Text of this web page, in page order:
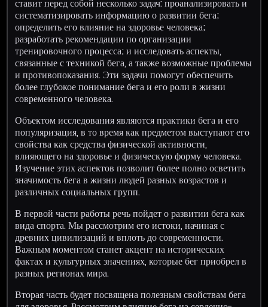
ставит перед собой несколько задач: проанализировать и
систематизировать информацию о развитии бега;
определить его влияние на здоровье человека;
разработать рекомендации по организации
тренировочного процесса; и исследовать аспекты,
связанные с техникой бега, а также возможные проблемы
и противопоказания. Эти задачи помогут обеспечить
более глубокое понимание бега и его роли в жизни
современного человека.
Объектом исследования являются практики бега и его
популяризация, в то время как предметом выступают его
свойства как средства физической активности,
влияющего на здоровье и физическую форму человека.
Изучение этих аспектов позволит более полно осветить
значимость бега в жизни людей разных возрастов и
различных социальных групп.
В первой части работы речь пойдет о развитии бега как
вида спорта. Мы рассмотрим его истоки, начиная с
древних цивилизаций и вплоть до современности.
Важным моментом станет акцент на исторических
фактах и культурных значениях, которые бег приобрел в
разных регионах мира.
Вторая часть будет посвящена полезным свойствам бега